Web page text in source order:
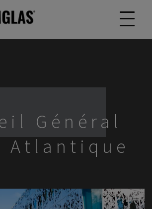
Général
Atlantique